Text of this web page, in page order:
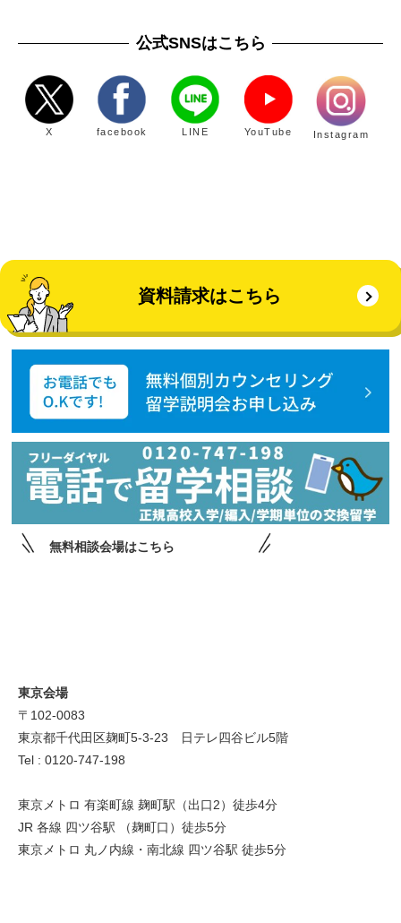
公式SNSはこちら
X facebook LINE YouTube Instagram
資料請求はこちら
無料相談会場はこちら
東京会場
〒102-0083
東京都千代田区麹町5-3-23 日テレ四谷ビル5階
Tel : 0120-747-198
東京メトロ 有楽町線 麹町駅（出口2）徒歩4分
JR 各線 四ツ谷駅 （麹町口）徒歩5分
東京メトロ 丸ノ内線・南北線 四ツ谷駅 徒歩5分